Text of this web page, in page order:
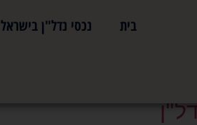
בית נכסי נדל"ן בישראל
תיווך בצפון